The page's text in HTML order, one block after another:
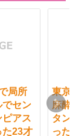
局所
でセン
ピアス
た23才
東
麻
タ
っ